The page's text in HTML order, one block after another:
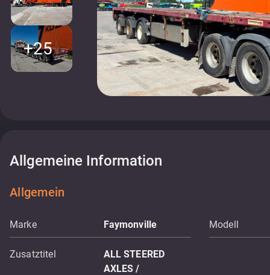
+25
Allgemeine Information
Allgemein
Marke Faymonville Modell
Zusatztitel
ALL STEERED
AXLES /